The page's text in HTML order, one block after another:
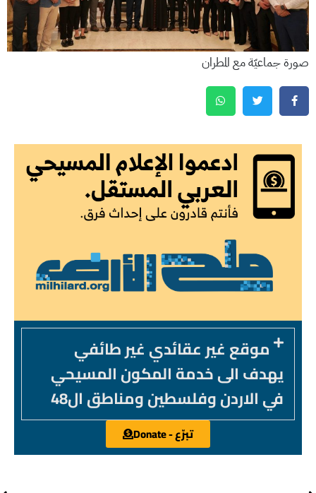
صورة جماعيّة مع المطران
موقع غير عقائدي غير طائفي
يهدف الى خدمة المكون المسيحي
في الاردن وفلسطين ومناطق ال48
تبرّع - Donate